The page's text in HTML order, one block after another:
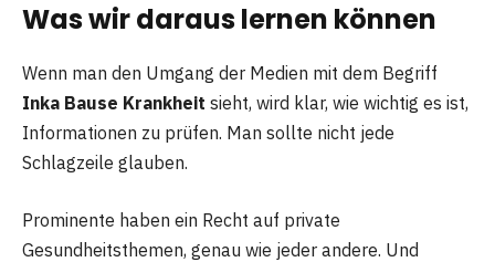
Was wir daraus lernen können
Wenn man den Umgang der Medien mit dem Begriff
Inka Bause Krankheit sieht, wird klar, wie wichtig es ist,
Informationen zu prüfen. Man sollte nicht jede
Schlagzeile glauben.
Prominente haben ein Recht auf private
Gesundheitsthemen, genau wie jeder andere. Und